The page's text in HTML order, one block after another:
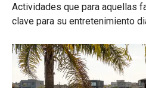
Actividades que para aquellas
clave para su entretenimiento